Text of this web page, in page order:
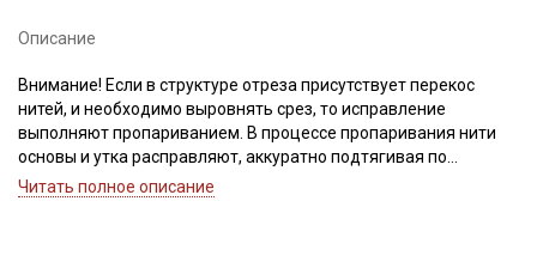
Описание
Внимание! Если в структуре отреза присутствует перекос
нитей, и необходимо выровнять срез, то исправление
выполняют пропариванием. В процессе пропаривания нити
основы и утка расправляют, аккуратно подтягивая по
диагонали.
Читать полное описание